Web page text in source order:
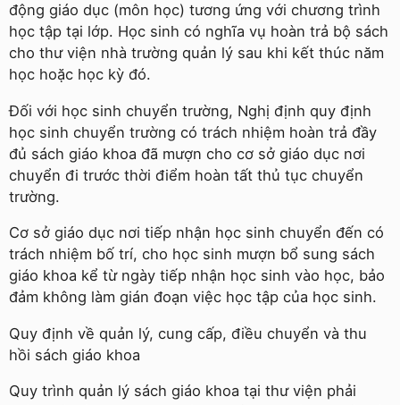
động giáo dục (môn học) tương ứng với chương trình
học tập tại lớp. Học sinh có nghĩa vụ hoàn trả bộ sách
cho thư viện nhà trường quản lý sau khi kết thúc năm
học hoặc học kỳ đó.
Đối với học sinh chuyển trường, Nghị định quy định
học sinh chuyển trường có trách nhiệm hoàn trả đầy
đủ sách giáo khoa đã mượn cho cơ sở giáo dục nơi
chuyển đi trước thời điểm hoàn tất thủ tục chuyển
trường.
Cơ sở giáo dục nơi tiếp nhận học sinh chuyển đến có
trách nhiệm bố trí, cho học sinh mượn bổ sung sách
giáo khoa kể từ ngày tiếp nhận học sinh vào học, bảo
đảm không làm gián đoạn việc học tập của học sinh.
Quy định về quản lý, cung cấp, điều chuyển và thu
hồi sách giáo khoa
Quy trình quản lý sách giáo khoa tại thư viện phải